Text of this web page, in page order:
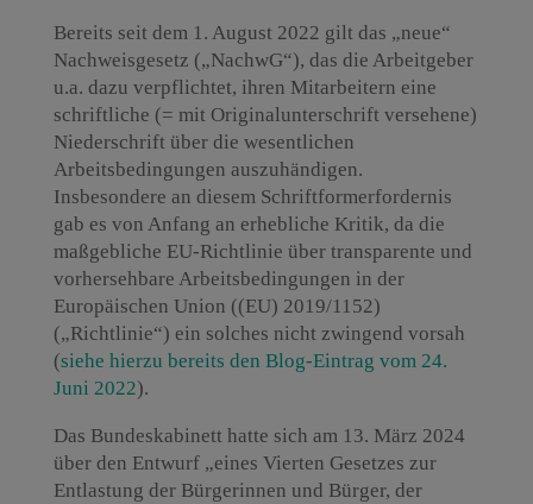
Bereits seit dem 1. August 2022 gilt das „neue“
Nachweisgesetz („NachwG“), das die Arbeitgeber
u.a. dazu verpflichtet, ihren Mitarbeitern eine
schriftliche (= mit Originalunterschrift versehene)
Niederschrift über die wesentlichen
Arbeitsbedingungen auszuhändigen.
Insbesondere an diesem Schriftformerfordernis
gab es von Anfang an erhebliche Kritik, da die
maßgebliche EU-Richtlinie über transparente und
vorhersehbare Arbeitsbedingungen in der
Europäischen Union ((EU) 2019/1152)
(„Richtlinie“) ein solches nicht zwingend vorsah
(siehe hierzu bereits den Blog-Eintrag vom 24.
Juni 2022).
Das Bundeskabinett hatte sich am 13. März 2024
über den Entwurf „eines Vierten Gesetzes zur
Entlastung der Bürgerinnen und Bürger, der